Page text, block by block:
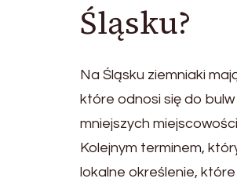
Śląsku?
Na Śląsku ziemniaki
które odnosi się do
mniejszych
Kolejnym terminem,
lokalne określenie,